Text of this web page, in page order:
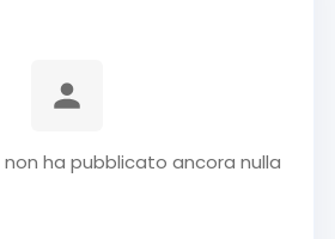
ha pubblicato ancora nulla